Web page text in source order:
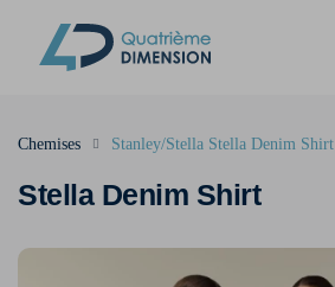
Stella Denim Shirt
Chemises Stanley/Stella Stella Denim Shirt